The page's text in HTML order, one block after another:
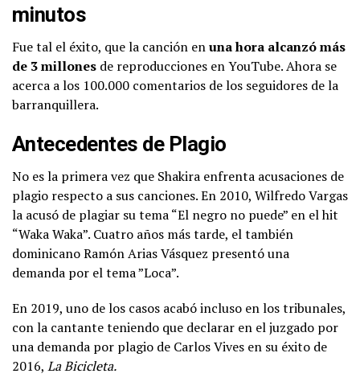
minutos
Fue tal el éxito, que la canción enuna hora alcanzó más
de 3 millones de reproducciones en YouTube. Ahora se
acerca a los 100.000 comentarios de los seguidores de la
barranquillera.
Antecedentes de Plagio
No es la primera vez que Shakira enfrenta acusaciones de
plagio respecto a sus canciones. En 2010, Wilfredo Vargas
la acusó de plagiar su tema “El negro no puede” en el hit
“Waka Waka”. Cuatro años más tarde, el también
dominicano Ramón Arias Vásquez presentó una
demanda por el tema ”Loca”.
En 2019, uno de los casos acabó incluso en los tribunales,
con la cantante teniendo que declarar en el juzgado por
una demanda por plagio de Carlos Vives en su éxito de
2016, La Bicicleta.